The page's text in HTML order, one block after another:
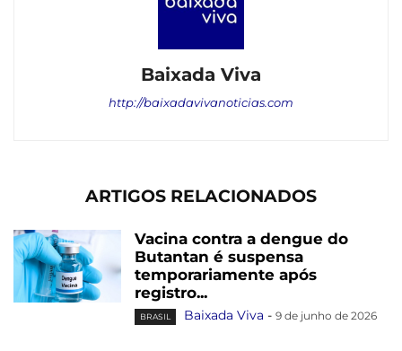
Baixada Viva
http://baixadavivanoticias.com
ARTIGOS RELACIONADOS
Vacina contra a dengue do
Butantan é suspensa
temporariamente após
registro...
BRASIL Baixada Viva - 9 de junho de 2026